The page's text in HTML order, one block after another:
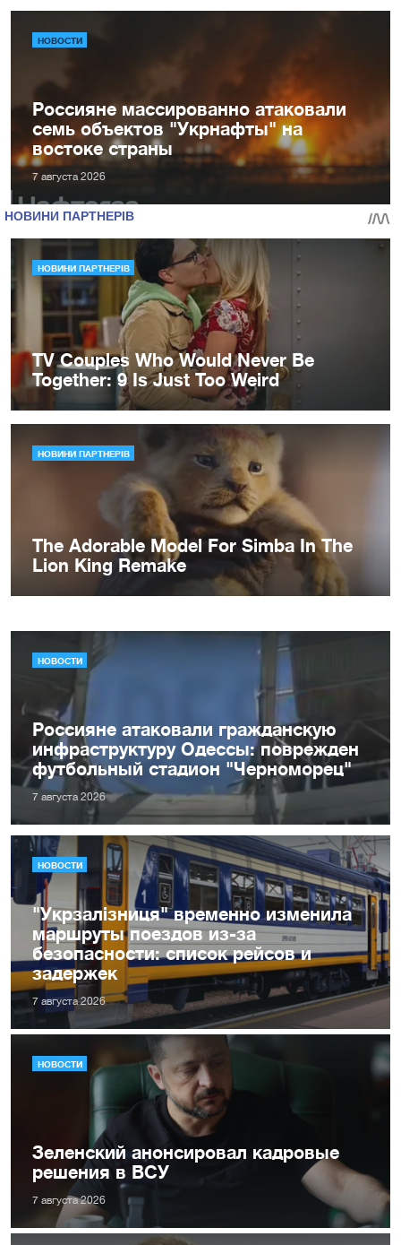
НОВОСТИ
Россияне массированно атаковали
семь объектов "Укрнафты" на
востоке страны
7 августа 2026
НОВОСТИ
Россияне атаковали гражданскую
инфраструктуру Одессы: поврежден
футбольный стадион "Черноморец"
7 августа 2026
НОВОСТИ
"Укрзалізниця" временно изменила
маршруты поездов из-за
безопасности: список рейсов и
задержек
7 августа 2026
НОВОСТИ
Зеленский анонсировал кадровые
решения в ВСУ
7 августа 2026